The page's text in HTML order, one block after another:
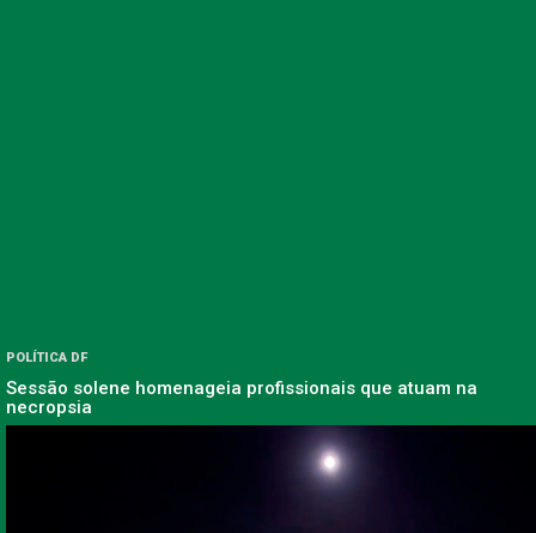
POLÍTICA DF
Sessão solene homenageia profissionais que atuam na
necropsia